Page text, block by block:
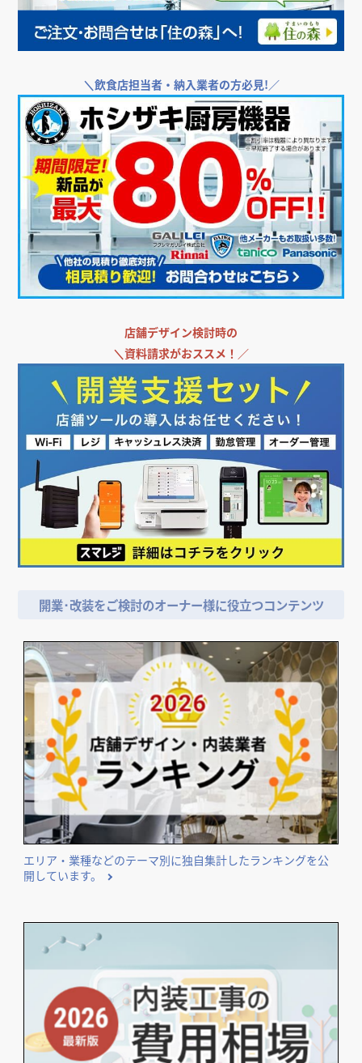
＼飲食店担当者・納入業者の方必見!／
店舗デザイン検討時の
＼資料請求がおススメ！／
開業･改装をご検討のオーナー様に役立つコンテンツ
エリア・業種などのテーマ別に独自集計したランキングを公
開しています。